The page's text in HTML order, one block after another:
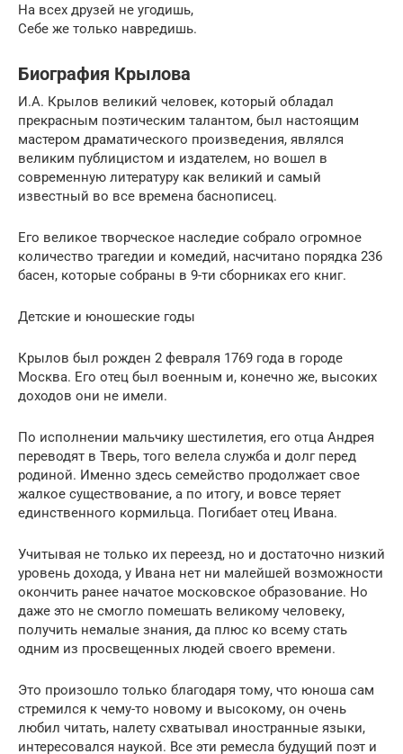
На всех друзей не угодишь,
Себе же только навредишь.
Биография Крылова
И.А. Крылов великий человек, который обладал
прекрасным поэтическим талантом, был настоящим
мастером драматического произведения, являлся
великим публицистом и издателем, но вошел в
современную литературу как великий и самый
известный во все времена баснописец.
Его великое творческое наследие собрало огромное
количество трагедии и комедий, насчитано порядка 236
басен, которые собраны в 9-ти сборниках его книг.
Детские и юношеские годы
Крылов был рожден 2 февраля 1769 года в городе
Москва. Его отец был военным и, конечно же, высоких
доходов они не имели.
По исполнении мальчику шестилетия, его отца Андрея
переводят в Тверь, того велела служба и долг перед
родиной. Именно здесь семейство продолжает свое
жалкое существование, а по итогу, и вовсе теряет
единственного кормильца. Погибает отец Ивана.
Учитывая не только их переезд, но и достаточно низкий
уровень дохода, у Ивана нет ни малейшей возможности
окончить ранее начатое московское образование. Но
даже это не смогло помешать великому человеку,
получить немалые знания, да плюс ко всему стать
одним из просвещенных людей своего времени.
Это произошло только благодаря тому, что юноша сам
стремился к чему-то новому и высокому, он очень
любил читать, налету схватывал иностранные языки,
интересовался наукой. Все эти ремесла будущий поэт и